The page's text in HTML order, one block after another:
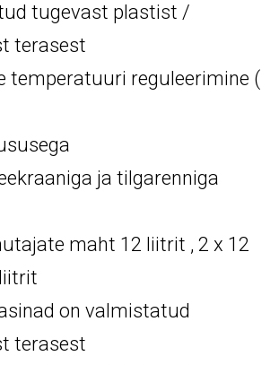
tugevast plastist /
terasest
temperatuuri reguleerimine (
ja tilgarenniga
maht 12 liitrit , 2 x 12
on valmistatud
terasest